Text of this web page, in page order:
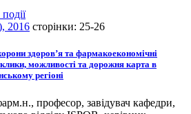
2016 сторінки: 25-26
здоров’я та фармакоекономічні
можливості та дорожня карта в
регіоні
професор, завідувач кафедри,